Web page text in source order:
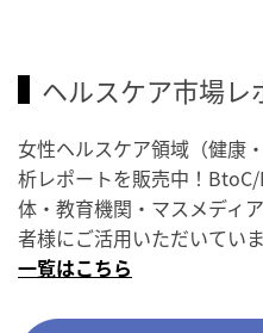
ヘルスケア市場レ
女性ヘルスケア領域（健康
析レポートを販売中！
体・教育機関・マスメディ
者様にご活用いただいていま
一覧はこちら